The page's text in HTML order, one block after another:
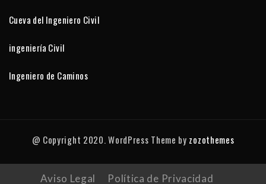
Cueva del Ingeniero Civil
ingeniería Civil
Ingeniero de Caminos
@ Copyright 2020. WordPress Theme by zozothemes
Aviso Legal Política de Privacidad